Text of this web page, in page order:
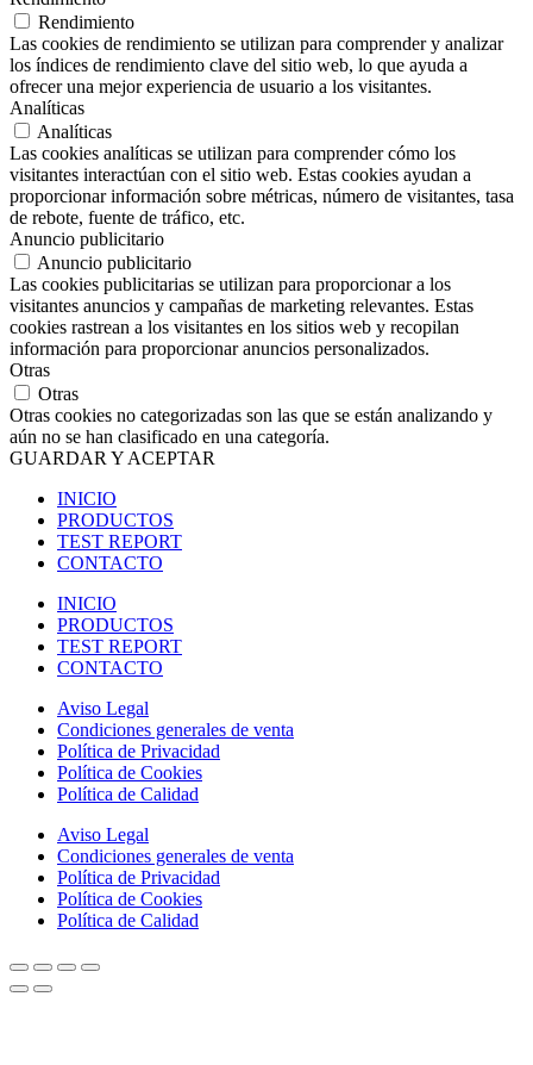
Rendimiento
Las cookies de rendimiento se utilizan para comprender y analizar
los índices de rendimiento clave del sitio web, lo que ayuda a
ofrecer una mejor experiencia de usuario a los visitantes.
Analíticas
Analíticas
Las cookies analíticas se utilizan para comprender cómo los
visitantes interactúan con el sitio web. Estas cookies ayudan a
proporcionar información sobre métricas, número de visitantes, tasa
de rebote, fuente de tráfico, etc.
Anuncio publicitario
Anuncio publicitario
Las cookies publicitarias se utilizan para proporcionar a los
visitantes anuncios y campañas de marketing relevantes. Estas
cookies rastrean a los visitantes en los sitios web y recopilan
información para proporcionar anuncios personalizados.
Otras
Otras
Otras cookies no categorizadas son las que se están analizando y
aún no se han clasificado en una categoría.
GUARDAR Y ACEPTAR
INICIO
PRODUCTOS
TEST REPORT
CONTACTO
INICIO
PRODUCTOS
TEST REPORT
CONTACTO
Aviso Legal
Condiciones generales de venta
Política de Privacidad
Política de Cookies
Política de Calidad
Aviso Legal
Condiciones generales de venta
Política de Privacidad
Política de Cookies
Política de Calidad